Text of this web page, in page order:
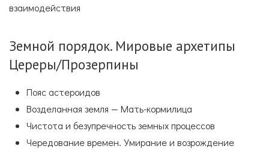
взаимодействия
Земной порядок. Мировые архетипы
Цереры/Прозерпины
Пояс астероидов
Возделанная земля — Мать-кормилица
Чистота и безупречность земных процессов
Чередование времен. Умирание и возрождение